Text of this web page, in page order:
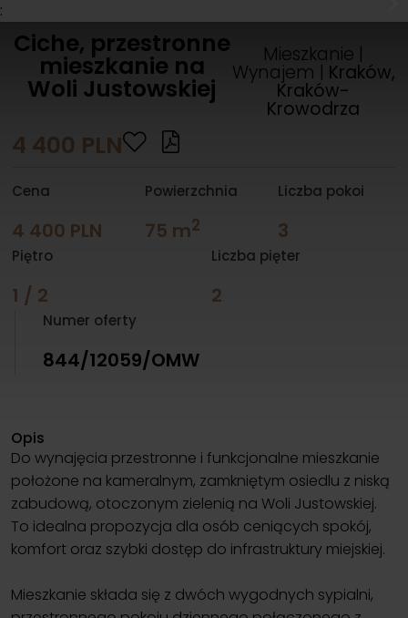
:
Ciche, przestronne
mieszkanie na
Woli Justowskiej
Mieszkanie |
Wynajem | Kraków,
Kraków-
Krowodrza
4 400 PLN
Cena
4 400 PLN
Powierzchnia
75 m2
Liczba pokoi
3
Piętro
1 / 2
Liczba pięter
2
Numer oferty
844/12059/OMW
Opis
Do wynajęcia przestronne i funkcjonalne mieszkanie
położone na kameralnym, zamkniętym osiedlu z niską
zabudową, otoczonym zielenią na Woli Justowskiej.
To idealna propozycja dla osób ceniących spokój,
komfort oraz szybki dostęp do infrastruktury miejskiej.
Mieszkanie składa się z dwóch wygodnych sypialni,